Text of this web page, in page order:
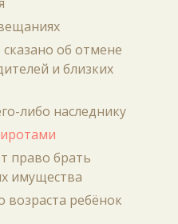
об отмене
и близких
либо наследнику
право брать
имущества
возраста ребёнок